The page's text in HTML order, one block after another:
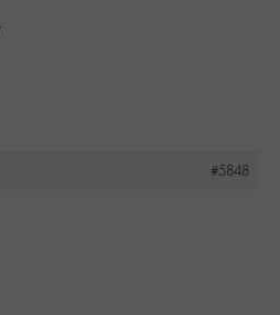
#5848